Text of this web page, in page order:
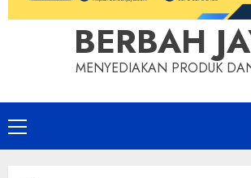
BERBAH
MENYEDIAKAN PRODUK
Primary
Menu